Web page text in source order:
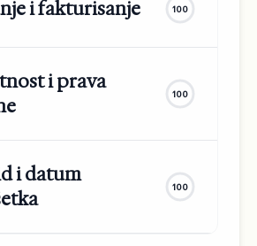
i fakturisanje 100
i prava
100
i datum
100